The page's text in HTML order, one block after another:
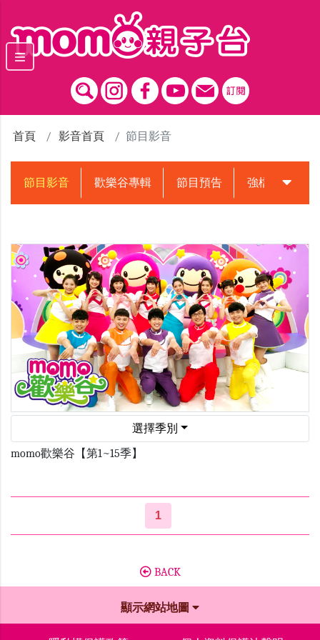
首頁 影音首頁 節目影音
節目影音 歡樂谷專輯 節目預告 強檔動畫預告
選擇季別
momo歡樂谷【第1~15季】
1
BACK
顯示網站地圖